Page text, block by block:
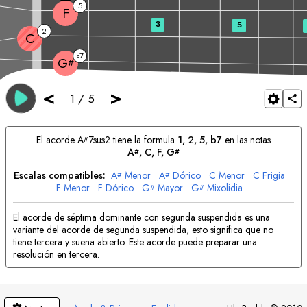
< 1 / 5 >
G#
b7
C 2
F 5
3 5
El acordeA#7sus2 tiene la formula 1, 2, 5, b7en las notas
A#, C, F, G#
Escalas compatibles: A# Menor A# Dórico C Menor C Frigia
F Menor F Dórico G# Mayor G# Mixolidia
El acorde de séptima dominante con segunda suspendida es una
variante del acorde de segunda suspendida, esto significa que no
tiene tercera y suena abierto. Este acorde puede preparar una
resolución en tercera.